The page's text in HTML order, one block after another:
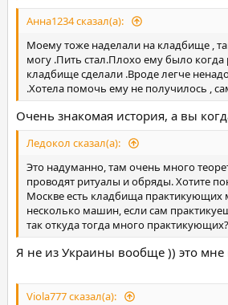
Анна1234 сказал(а):
Моему тоже наделали на кладбище ,
могу .Пить стал.Плохо ему было
кладбище сделали .Вроде легче
.Хотела помочь ему не получилось ,
Очень знакомая история, а вы
Ледокол сказал(а):
Это надуманно, там очень много
проводят ритуалы и обряды. Хотите
Москве есть кладбища практикующих
несколько машин, если сам
так откуда тогда много
Я не из Украины вообще )) это мне
Viola777 сказал(а):